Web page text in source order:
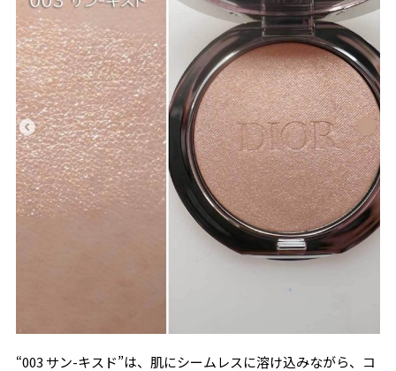
“003 サン-キスド”は、肌にシームレスに溶け込みながら、コ